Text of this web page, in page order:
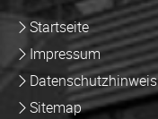
Startseite
Impressum
Datenschutzhinweis
Sitemap